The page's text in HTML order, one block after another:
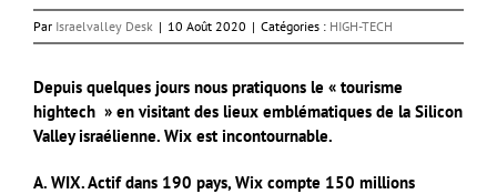
Par Israelvalley Desk | 10 Août 2020 | Catégories : HIGH-TECH
Depuis quelques jours nous pratiquons le « tourisme
hightech » en visitant des lieux emblématiques de la Silicon
Valley israélienne. Wix est incontournable.
A. WIX. Actif dans 190 pays, Wix compte 150 millions